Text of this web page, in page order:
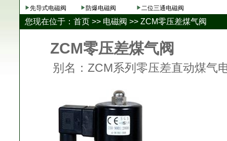
先导式电磁阀
防爆电磁阀 二位三通电磁阀
您现在位于： 首页 >> 电磁阀 >> ZCM零压差煤气阀
ZCM零压差煤气阀
别名：ZCM系列零压差直动煤气